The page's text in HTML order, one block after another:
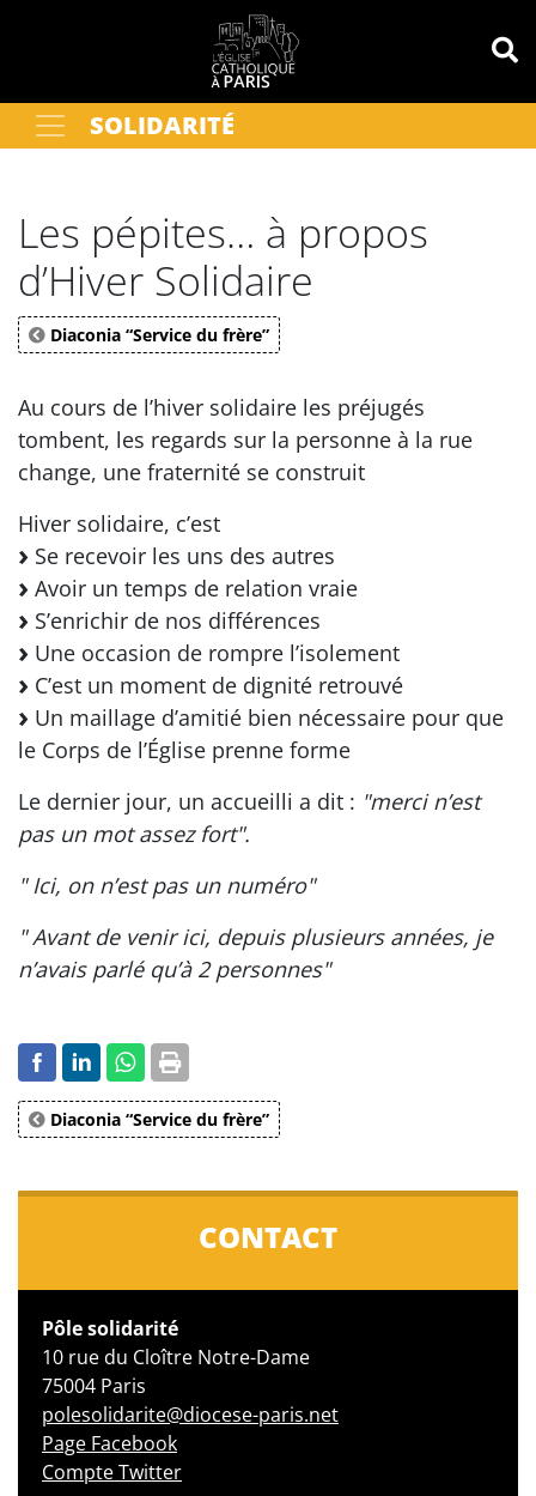
Votre rechercheSOLIDARITÉ
Les pépites… à propos
d’Hiver Solidaire
Diaconia “Service du frère”
Au cours de l’hiver solidaire les préjugés
tombent, les regards sur la personne à la rue
change, une fraternité se construit
Hiver solidaire, c’est
Se recevoir les uns des autres
Avoir un temps de relation vraie
S’enrichir de nos différences
Une occasion de rompre l’isolement
C’est un moment de dignité retrouvé
Un maillage d’amitié bien nécessaire pour que
le Corps de l’Église prenne forme
Le dernier jour, un accueilli a dit : "merci n’est
pas un mot assez fort".
" Ici, on n’est pas un numéro"
" Avant de venir ici, depuis plusieurs années, je
n’avais parlé qu’à 2 personnes"
Diaconia “Service du frère”
CONTACT
Pôle solidarité
10 rue du Cloître Notre-Dame
75004 Paris
polesolidarite@diocese-paris.net
Page Facebook
Compte Twitter
Panneau de gestion des cookies